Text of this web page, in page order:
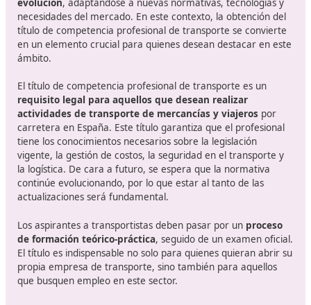
Seguridad en el transporte: Protocolos de
prevención de riesgos laborales relacionados con el
transporte de mercancías y pasajeros.
optimizar el transporte y la distribución.
El sector de trabajo del
transporte
La industria del transporte en España está en
evolución, adaptándose a nuevas normativas,